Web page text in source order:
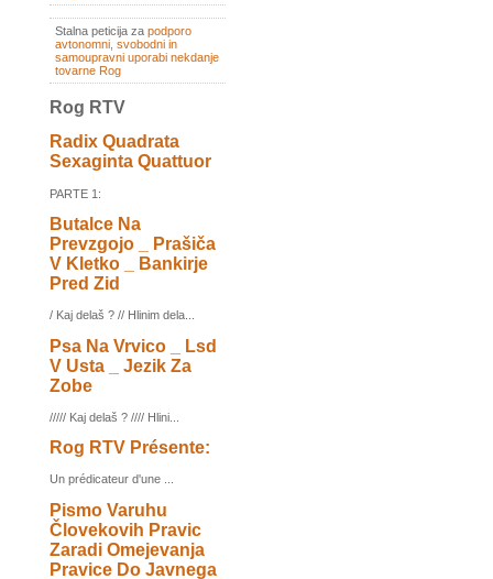
Stalna peticija za podporo
avtonomni, svobodni in
samoupravni uporabi nekdanje
tovarne Rog
Rog RTV
Radix Quadrata
Sexaginta Quattuor
PARTE 1:
Butalce Na
Prevzgojo _ Prašiča
V Kletko _ Bankirje
Pred Zid
/ Kaj delaš ? // Hlinim dela...
Psa Na Vrvico _ Lsd
V Usta _ Jezik Za
Zobe
///// Kaj delaš ? //// Hlini...
Rog RTV Présente:
Un prédicateur d'une ...
Pismo Varuhu
Človekovih Pravic
Zaradi Omejevanja
Pravice Do Javnega